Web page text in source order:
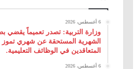
6 أغسطس، 2026
وزارة التربية: تصدر تعميماً يقضي
الشهرية المستحقة عن شهري تموز
المتعاقدين في الوظائف التعليمية.
6 أغسطس، 2026